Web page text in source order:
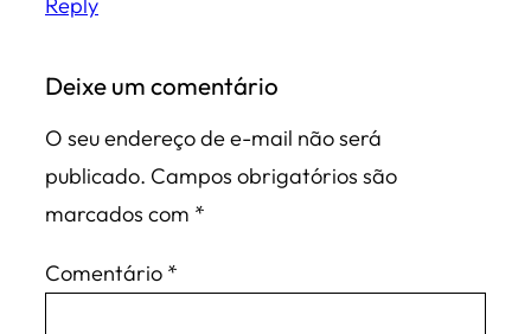
Deixe um comentário
O seu endereço de e-mail não será
publicado. Campos obrigatórios são
marcados com *
Comentário *